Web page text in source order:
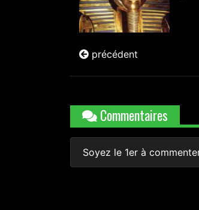
précédent
Commentaires
Soyez le 1er à